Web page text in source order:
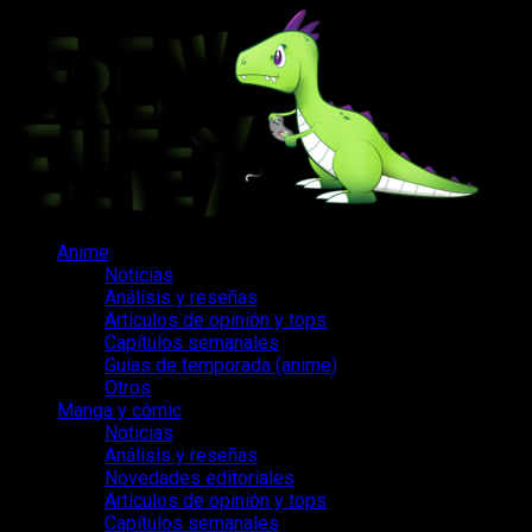
contenido
Anime
Noticias
Análisis y reseñas
Artículos de opinión y tops
Capítulos semanales
Guías de temporada (anime)
Otros
Manga y cómic
Noticias
Análisis y reseñas
Novedades editoriales
Artículos de opinión y tops
Capítulos semanales